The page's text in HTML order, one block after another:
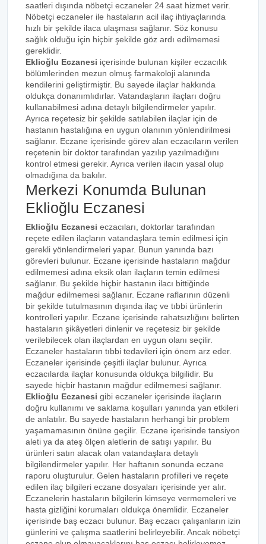
saatleri dışında nöbetçi eczaneler 24 saat hizmet verir.
Nöbetçi eczaneler ile hastaların acil ilaç ihtiyaçlarında
hızlı bir şekilde ilaca ulaşması sağlanır. Söz konusu
sağlık olduğu için hiçbir şekilde göz ardı edilmemesi
gereklidir.
Eklioğlu Eczanesi içerisinde bulunan kişiler eczacılık
bölümlerinden mezun olmuş farmakoloji alanında
kendilerini geliştirmiştir. Bu sayede ilaçlar hakkında
oldukça donanımlıdırlar. Vatandaşların ilaçları doğru
kullanabilmesi adına detaylı bilgilendirmeler yapılır.
Ayrıca reçetesiz bir şekilde satılabilen ilaçlar için de
hastanın hastalığına en uygun olanının yönlendirilmesi
sağlanır. Eczane içerisinde görev alan eczacıların verilen
reçetenin bir doktor tarafından yazılıp yazılmadığını
kontrol etmesi gerekir. Ayrıca verilen ilacın yasal olup
olmadığına da bakılır.
Merkezi Konumda Bulunan
Eklioğlu Eczanesi
Eklioğlu Eczanesi eczacıları, doktorlar tarafından
reçete edilen ilaçların vatandaşlara temin edilmesi için
gerekli yönlendirmeleri yapar. Bunun yanında bazı
görevleri bulunur. Eczane içerisinde hastaların mağdur
edilmemesi adına eksik olan ilaçların temin edilmesi
sağlanır. Bu şekilde hiçbir hastanın ilacı bittiğinde
mağdur edilmemesi sağlanır. Eczane raflarının düzenli
bir şekilde tutulmasının dışında ilaç ve tıbbi ürünlerin
kontrolleri yapılır. Eczane içerisinde rahatsızlığını belirten
hastaların şikâyetleri dinlenir ve reçetesiz bir şekilde
verilebilecek olan ilaçlardan en uygun olanı seçilir.
Eczaneler hastaların tıbbi tedavileri için önem arz eder.
Eczaneler içerisinde çeşitli ilaçlar bulunur. Ayrıca
eczacılarda ilaçlar konusunda oldukça bilgilidir. Bu
sayede hiçbir hastanın mağdur edilmemesi sağlanır.
Eklioğlu Eczanesi gibi eczaneler içerisinde ilaçların
doğru kullanımı ve saklama koşulları yanında yan etkileri
de anlatılır. Bu sayede hastaların herhangi bir problem
yaşamamasının önüne geçilir. Eczane içerisinde tansiyon
aleti ya da ateş ölçen aletlerin de satışı yapılır. Bu
ürünleri satın alacak olan vatandaşlara detaylı
bilgilendirmeler yapılır. Her haftanın sonunda eczane
raporu oluşturulur. Gelen hastaların profilleri ve reçete
edilen ilaç bilgileri eczane dosyaları içerisinde yer alır.
Eczanelerin hastaların bilgilerin kimseye vermemeleri ve
hasta gizliğini korumaları oldukça önemlidir. Eczaneler
içerisinde baş eczacı bulunur. Baş eczacı çalışanların izin
günlerini ve çalışma saatlerini belirleyebilir. Ancak nöbetçi